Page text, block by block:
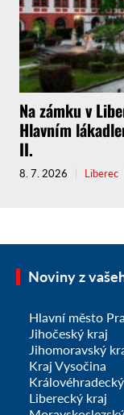
Na zámku v
Hlavním
II.
8. 7. 2026 Liberec
Noviny z
Hlavní město
Jihočeský kraj
Jihomoravský
Kraj Vysočina
Liberecký kraj